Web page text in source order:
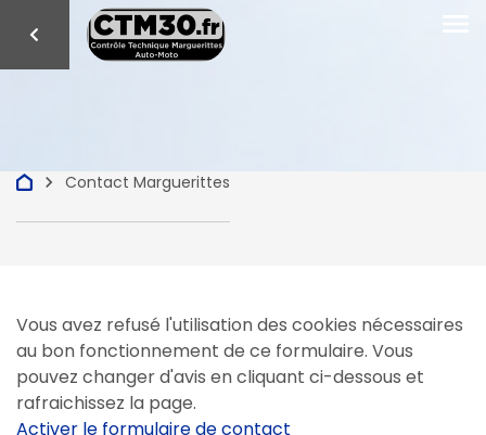
keyboard_arrow_right Contact Marguerittes
Vous avez refusé l'utilisation des cookies nécessaires
au bon fonctionnement de ce formulaire. Vous
pouvez changer d'avis en cliquant ci-dessous et
rafraichissez la page.
Activer le formulaire de contact